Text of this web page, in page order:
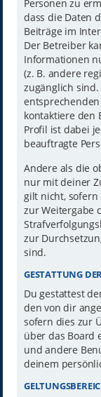
Personen zu
dass die Daten
Beiträge im
Der Betreiber
Informationen
(z. B. andere
zugänglich
kontaktiere den
Profil ist dabei
beauftragte
Andere als die
nur mit deiner
gilt nicht, sofern
zur Weitergabe
zur
sind.
GESTATTUNG
Du gestattest
den von dir
sofern dies zur
über das Board
und andere
deinem